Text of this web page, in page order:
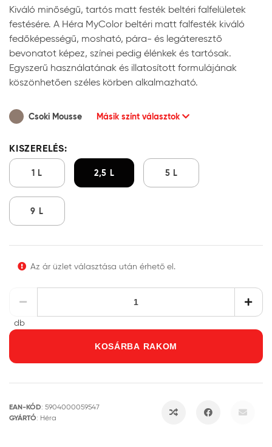
Kiváló minőségű, tartós matt festék beltéri falfelületek
festésére. A Héra MyColor beltéri matt falfesték kiváló
fedőképességű, mosható, pára- és legáteresztő
bevonatot képez, színei pedig élénkek és tartósak.
Egyszerű használatának és illatosított formulájának
köszönhetően széles körben alkalmazható.
Csoki Mousse Másik színt választok
KISZERELÉS:
1 L 2,5 L 5 L
9 L
Az ár üzlet választása után érhető el.
db
KOSÁRBA RAKOM
EAN-KÓD: 5904000059547
GYÁRTÓ: Héra